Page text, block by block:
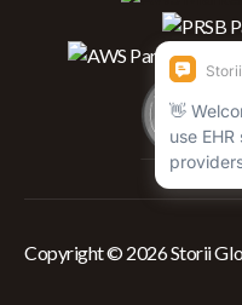
Copyright © 2026 Storii